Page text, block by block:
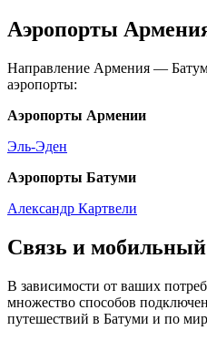
Аэропорты
Направление Армения —
аэропорты:
Аэропорты Армении
Эль-Эден
Аэропорты Батуми
Александр Картвели
Связь и
В зависимости от ваших
множество способов
путешествий в Батуми и по